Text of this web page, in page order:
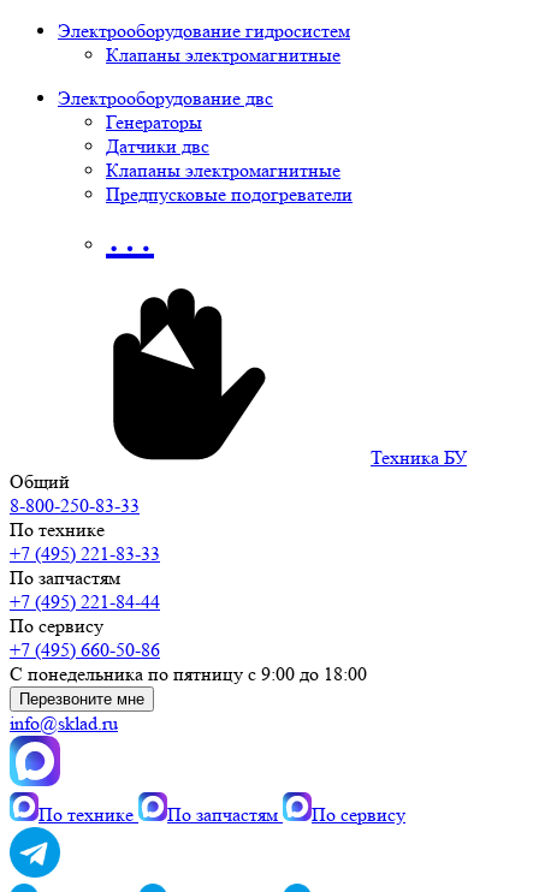
Электрооборудование гидросистем
Клапаны электромагнитные
Электрооборудование двс
Генераторы
Датчики двс
Клапаны электромагнитные
Предпусковые подогреватели
…
Техника БУ
Общий
8-800-250-83-33
По технике
+7 (495) 221-83-33
По запчастям
+7 (495) 221-84-44
По сервису
+7 (495) 660-50-86
С понедельника по пятницу с 9:00 до 18:00
Перезвоните мне
info@sklad.ru
По технике По запчастям По сервису